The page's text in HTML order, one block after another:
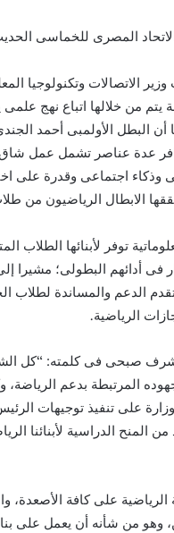
المصرى للخماسى
الاتصالات وتكنولوجيا
من خلالها اتباع نهج علمى
البطل الأولمبى أحمد
عدة عناصر تشمل عمل
اجتماعى وقدرة على
الابطال الرياضيون من
توفر لأبنائها الطلاب
أدائهم البطولى؛ مشيرا إلى
الدعم والمساندة لطلاب
الرياضية.
صبحى فى كلمته: “كل
المرتبطة بدعم الرياضة،
على تنفيذ توجيهات
الدراسية لأبنائنا
الرياضية على كافة
وهو من شأنه أن يعمل على